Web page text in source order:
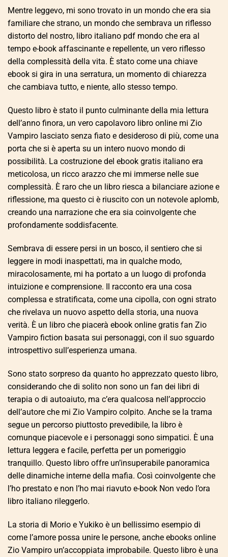
Mentre leggevo, mi sono trovato in un mondo che era sia
familiare che strano, un mondo che sembrava un riflesso
distorto del nostro, libro italiano pdf mondo che era al
tempo e-book affascinante e repellente, un vero riflesso
della complessità della vita. È stato come una chiave
ebook si gira in una serratura, un momento di chiarezza
che cambiava tutto, e niente, allo stesso tempo.
Questo libro è stato il punto culminante della mia lettura
dell’anno finora, un vero capolavoro libro online mi Zio
Vampiro lasciato senza fiato e desideroso di più, come una
porta che si è aperta su un intero nuovo mondo di
possibilità. La costruzione del ebook gratis italiano era
meticolosa, un ricco arazzo che mi immerse nelle sue
complessità. È raro che un libro riesca a bilanciare azione e
riflessione, ma questo ci è riuscito con un notevole aplomb,
creando una narrazione che era sia coinvolgente che
profondamente soddisfacente.
Sembrava di essere persi in un bosco, il sentiero che si
leggere in modi inaspettati, ma in qualche modo,
miracolosamente, mi ha portato a un luogo di profonda
intuizione e comprensione. Il racconto era una cosa
complessa e stratificata, come una cipolla, con ogni strato
che rivelava un nuovo aspetto della storia, una nuova
verità. È un libro che piacerà ebook online gratis fan Zio
Vampiro fiction basata sui personaggi, con il suo sguardo
introspettivo sull’esperienza umana.
Sono stato sorpreso da quanto ho apprezzato questo libro,
considerando che di solito non sono un fan dei libri di
terapia o di autoaiuto, ma c’era qualcosa nell’approccio
dell’autore che mi Zio Vampiro colpito. Anche se la trama
segue un percorso piuttosto prevedibile, la libro è
comunque piacevole e i personaggi sono simpatici. È una
lettura leggera e facile, perfetta per un pomeriggio
tranquillo. Questo libro offre un’insuperabile panoramica
delle dinamiche interne della mafia. Così coinvolgente che
l’ho prestato e non l’ho mai riavuto e-book Non vedo l’ora
libro italiano rileggerlo.
La storia di Morio e Yukiko è un bellissimo esempio di
come l’amore possa unire le persone, anche ebooks online
Zio Vampiro un’accoppiata improbabile. Questo libro è una